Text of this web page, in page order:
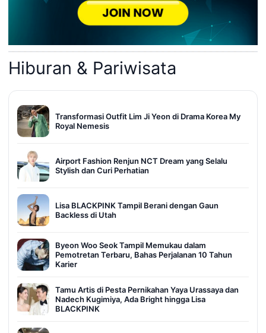
Hiburan & Pariwisata
Transformasi Outfit Lim Ji Yeon di Drama Korea My
Royal Nemesis
Airport Fashion Renjun NCT Dream yang Selalu
Stylish dan Curi Perhatian
Lisa BLACKPINK Tampil Berani dengan Gaun
Backless di Utah
Byeon Woo Seok Tampil Memukau dalam
Pemotretan Terbaru, Bahas Perjalanan 10 Tahun
Karier
Tamu Artis di Pesta Pernikahan Yaya Urassaya dan
Nadech Kugimiya, Ada Bright hingga Lisa
BLACKPINK